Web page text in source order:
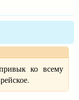
ко всему